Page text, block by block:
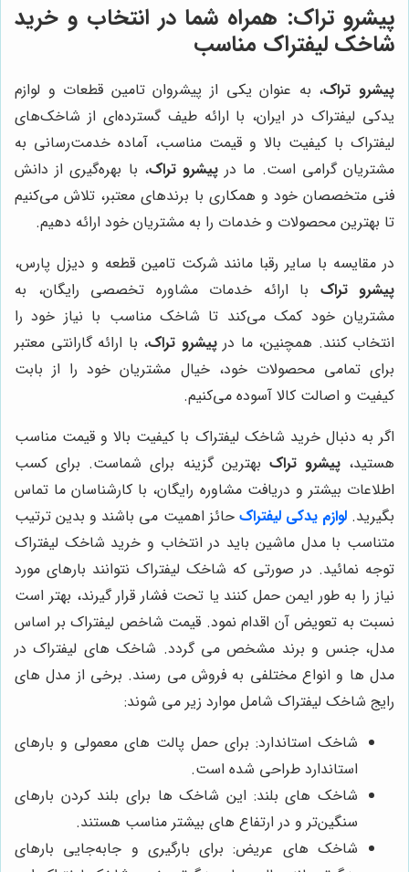
پیشرو تراک: همراه شما در انتخاب و خرید
شاخک لیفتراک مناسب
پیشرو تراک، به عنوان یکی از پیشروان تامین قطعات و لوازم
یدکی لیفتراک در ایران، با ارائه طیف گسترده‌ای از شاخک‌های
لیفتراک با کیفیت بالا و قیمت مناسب، آماده خدمت‌رسانی به
مشتریان گرامی است. ما در پیشرو تراک، با بهره‌گیری از دانش
فنی متخصصان خود و همکاری با برندهای معتبر، تلاش می‌کنیم
تا بهترین محصولات و خدمات را به مشتریان خود ارائه دهیم.
در مقایسه با سایر رقبا مانند شرکت تامین قطعه و دیزل پارس،
پیشرو تراک با ارائه خدمات مشاوره تخصصی رایگان، به
مشتریان خود کمک می‌کند تا شاخک مناسب با نیاز خود را
انتخاب کنند. همچنین، ما درپیشرو تراک، با ارائه گارانتی معتبر
برای تمامی محصولات خود، خیال مشتریان خود را از بابت
کیفیت و اصالت کالا آسوده می‌کنیم.
اگر به دنبال خرید شاخک لیفتراک با کیفیت بالا و قیمت مناسب
هستید،پیشرو تراک بهترین گزینه برای شماست. برای کسب
اطلاعات بیشتر و دریافت مشاوره رایگان، با کارشناسان ما تماس
بگیرید.لوازم یدکی لیفتراک حائز اهمیت می باشند و بدین ترتیب
متناسب با مدل ماشین باید در انتخاب و خرید شاخک لیفتراک
توجه نمائید. در صورتی که شاخک لیفتراک نتوانند بارهای مورد
نیاز را به طور ایمن حمل کنند یا تحت فشار قرار گیرند، بهتر است
نسبت به تعویض آن اقدام نمود. قیمت شاخص لیفتراک بر اساس
مدل، جنس و برند مشخص می گردد. شاخک های لیفتراک در
مدل ها و انواع مختلفی به فروش می رسند. برخی از مدل های
رایج شاخک لیفتراک شامل موارد زیر می شوند:
شاخک استاندارد: برای حمل پالت های معمولی و بارهای
استاندارد طراحی شده است.
شاخک های بلند: این شاخک ها برای بلند کردن بارهای
سنگین‌تر و در ارتفاع های بیشتر مناسب هستند.
شاخک های عریض: برای بارگیری و جابه‌جایی بارهای